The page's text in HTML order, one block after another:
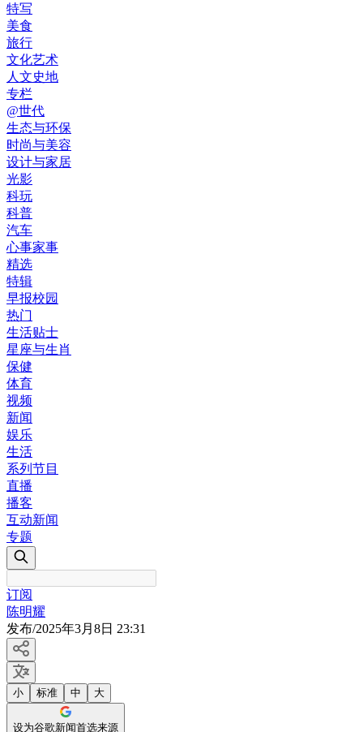
特写
美食
旅行
文化艺术
人文史地
专栏
@世代
生态与环保
时尚与美容
设计与家居
光影
科玩
科普
汽车
心事家事
精选
特辑
早报校园
热门
生活贴士
星座与生肖
保健
体育
视频
新闻
娱乐
生活
系列节目
直播
播客
互动新闻
专题
订阅
陈明耀
发布/2025年3月8日 23:31
小 标准 中 大
设为谷歌新闻首选来源